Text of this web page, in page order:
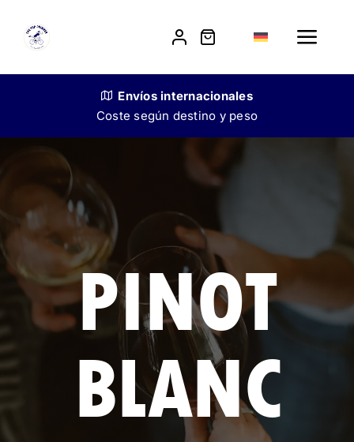
content
Toggle
Unsere Geschichte
Verkauf an Gastronomen
Kontakt
Envíos internacionales
Coste según destino y peso
PINOT
BLANC